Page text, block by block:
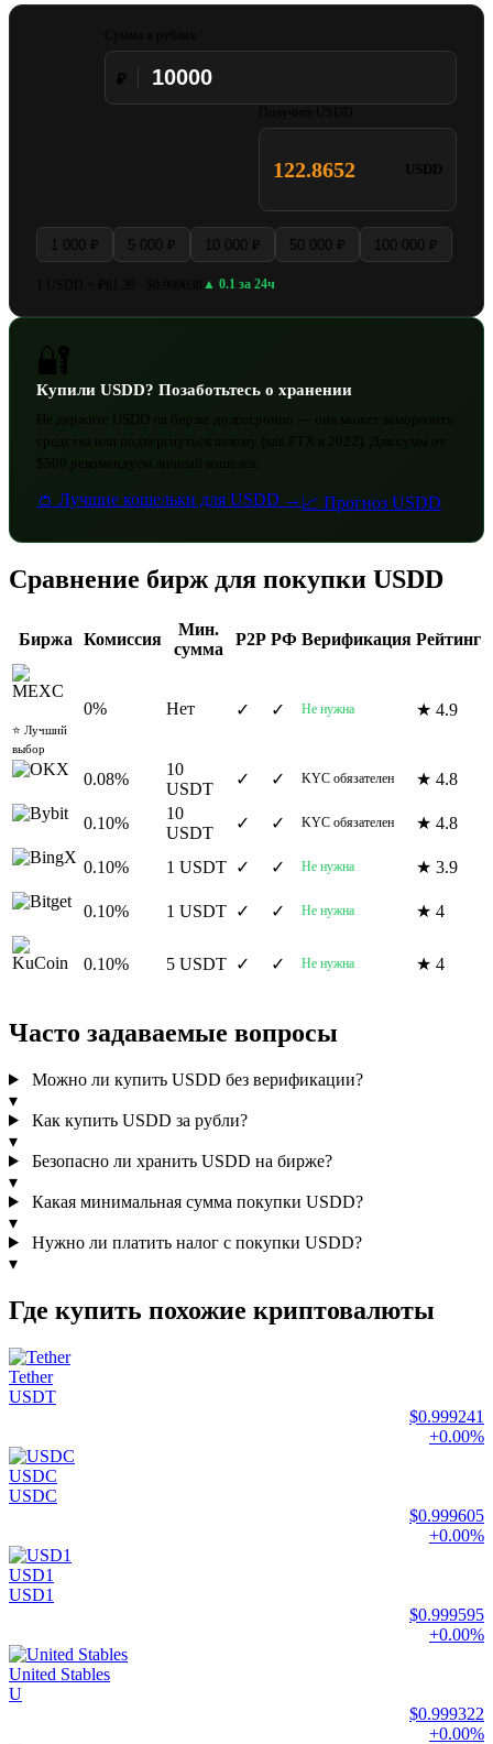
₽
122.8652 USDD
1 000 ₽ 5 000 ₽ 10 000 ₽ 50 000 ₽ 100 000 ₽
▲ 0.1 за 24ч
🔐
Купили USDD? Позаботьтесь о хранении
Не держите USDD на бирже долгосрочно — она может заморозить
средства или подвергнуться взлому (как FTX в 2022). Для сумм от
$500 рекомендуем личный кошелёк.
👛 Лучшие кошельки для USDD → 📈 Прогноз USDD
Сравнение бирж для покупки USDD
Биржа Комиссия
Мин.
сумма
P2P РФ Верификация Рейтинг
⭐ Лучший
выбор
0% Нет ✓ ✓ Не нужна ★ 4.9
0.08%
10
USDT
✓ ✓ KYC обязателен ★ 4.8
0.10%
10
USDT
✓ ✓ KYC обязателен ★ 4.8
0.10% 1 USDT ✓ ✓ Не нужна ★ 3.9
0.10% 1 USDT ✓ ✓ Не нужна ★ 4
0.10% 5 USDT ✓ ✓ Не нужна ★ 4
Часто задаваемые вопросы
Можно ли купить USDD без верификации?
▾
Как купить USDD за рубли?
▾
Безопасно ли хранить USDD на бирже?
▾
Какая минимальная сумма покупки USDD?
▾
Нужно ли платить налог с покупки USDD?
▾
Где купить похожие криптовалюты
Tether
USDT
$0.999241
+0.00%
USDC
USDC
$0.999605
+0.00%
USD1
USD1
$0.999595
+0.00%
United Stables
U
$0.999322
+0.00%